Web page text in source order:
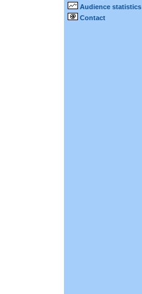
Audience statistics
Contact